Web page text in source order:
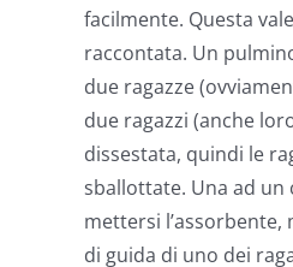
facilmente. Questa
raccontata. Un
due ragazze
due ragazzi (anche
dissestata, quindi le
sballottate. Una ad
mettersi l’assorbente,
di guida di uno dei